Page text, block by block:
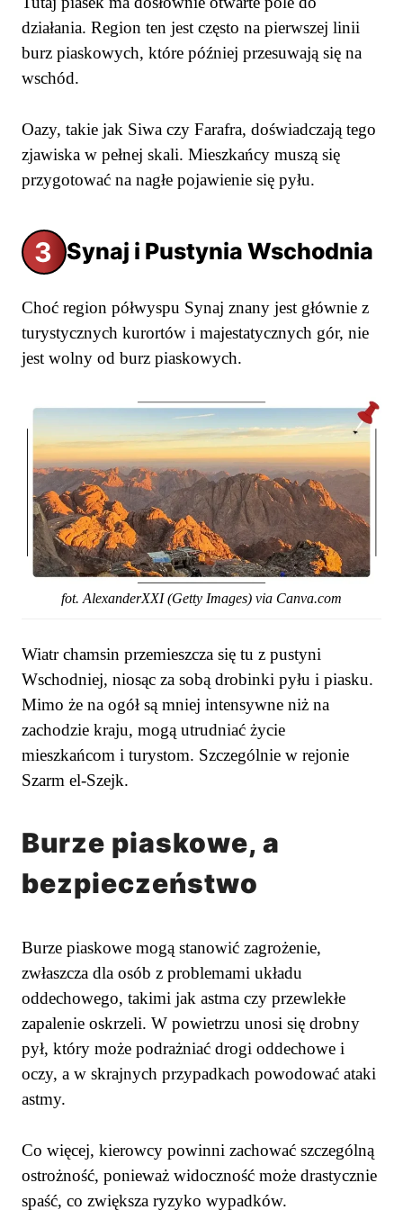
działania. Region ten jest często na pierwszej linii
burz piaskowych, które później przesuwają się na
wschód.
Oazy, takie jak Siwa czy Farafra, doświadczają tego
zjawiska w pełnej skali. Mieszkańcy muszą się
przygotować na nagłe pojawienie się pyłu.
3 Synaj i Pustynia Wschodnia
Choć region półwyspu Synaj znany jest głównie z
turystycznych kurortów i majestatycznych gór, nie
jest wolny od burz piaskowych.
fot. AlexanderXXI (Getty Images) via Canva.com
Wiatr chamsin przemieszcza się tu z pustyni
Wschodniej, niosąc za sobą drobinki pyłu i piasku.
Mimo że na ogół są mniej intensywne niż na
zachodzie kraju, mogą utrudniać życie
mieszkańcom i turystom. Szczególnie w rejonie
Szarm el-Szejk.
Burze piaskowe, a
bezpieczeństwo
Burze piaskowe mogą stanowić zagrożenie,
zwłaszcza dla osób z problemami układu
oddechowego, takimi jak astma czy przewlekłe
zapalenie oskrzeli. W powietrzu unosi się drobny
pył, który może podrażniać drogi oddechowe i
oczy, a w skrajnych przypadkach powodować ataki
astmy.
Co więcej, kierowcy powinni zachować szczególną
ostrożność, ponieważ widoczność może drastycznie
spaść, co zwiększa ryzyko wypadków.